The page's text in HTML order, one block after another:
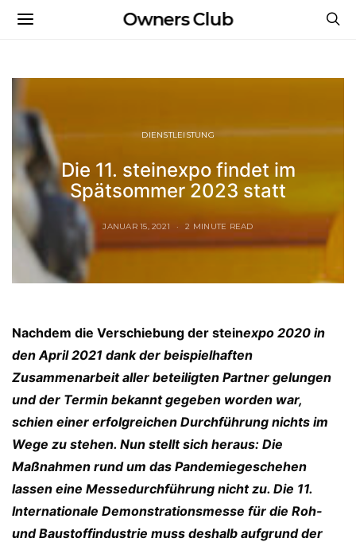
Owners Club
DIENSTLEISTUNG
Die 11. steinexpo findet im
Spätsommer 2023 statt
JANUAR 15, 2021 2 MINUTE READ
Nachdem die Verschiebung der steinexpo 2020 in
den April 2021 dank der beispielhaften
Zusammenarbeit aller beteiligten Partner gelungen
und der Termin bekannt gegeben worden war,
schien einer erfolgreichen Durchführung nichts im
Wege zu stehen. Nun stellt sich heraus: Die
Maßnahmen rund um das Pandemiegeschehen
lassen eine Messedurchführung nicht zu. Die 11.
Internationale Demonstrationsmesse für die Roh-
und Baustoffindustrie muss deshalb aufgrund der